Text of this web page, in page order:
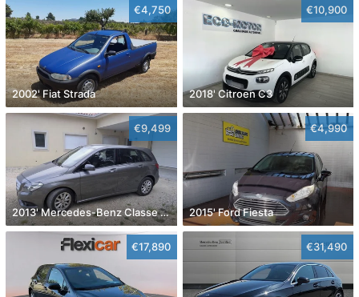
€4,750
2002' Fiat Strada
€10,900
2018' Citroen C3
€9,499
2013' Mercedes-Benz Classe B Cdi Style Aut.
€4,990
2015' Ford Fiesta
€17,890 €31,490